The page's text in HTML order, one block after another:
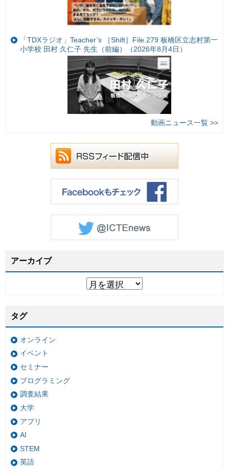
「TDXラジオ」Teacher’s ［Shift］File.279 板橋区立志村第一
小学校 田村 久仁子 先生（前編）（2026年8月4日）
動画ニュース一覧 >>
アーカイブ
タグ
オンライン
イベント
セミナー
プログラミング
調査結果
大学
アプリ
AI
STEM
英語